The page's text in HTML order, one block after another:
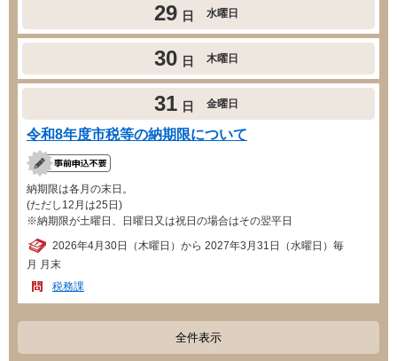
29 日 水曜日
30 日 木曜日
31 日 金曜日
令和8年度市税等の納期限について
納期限は各月の末日。
(ただし12月は25日)
※納期限が土曜日、日曜日又は祝日の場合はその翌平日
2026年4月30日（木曜日）から 2027年3月31日（水曜日）毎
月 月末
税務課
全件表示